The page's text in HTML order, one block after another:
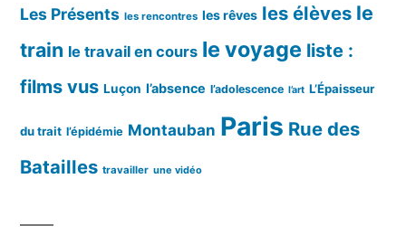
Les Présents les rencontres les rêves les élèves le
train le travail en cours le voyage liste :
films vus Luçon l’absence l’adolescence l’art L’Épaisseur
du trait l’épidémie Montauban Paris Rue des
Batailles travailler une vidéo